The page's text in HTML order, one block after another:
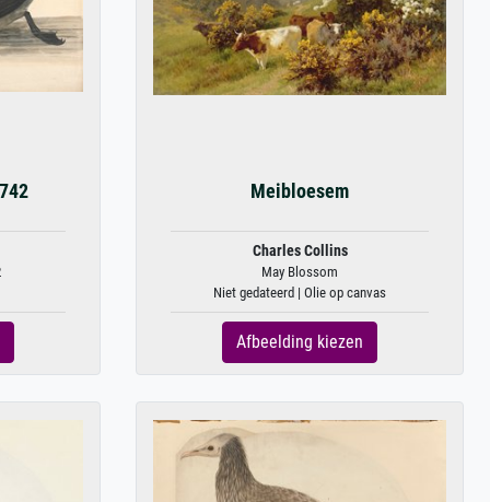
Meibloesem
Charles Collins
May Blossom
Niet gedateerd | Olie op canvas
Afbeelding kiezen